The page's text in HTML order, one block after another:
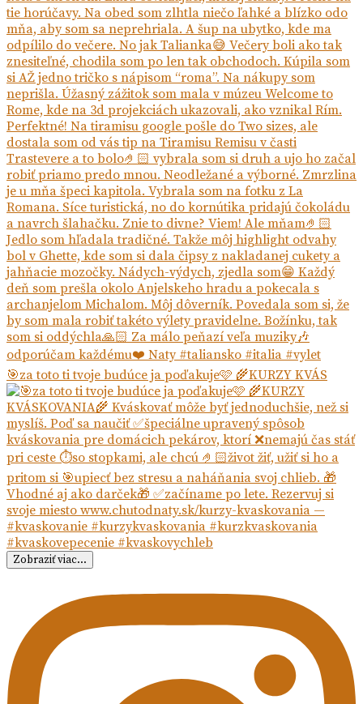
🎯za toto ti tvoje budúce ja poďakuje🩷 🌾KURZY KVÁS
Zobraziť viac...